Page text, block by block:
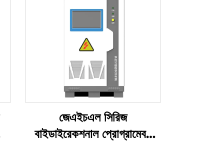
জেএইচএল সিরিজ
বাইডাইরেকশনাল প্রোগ্রামেবল